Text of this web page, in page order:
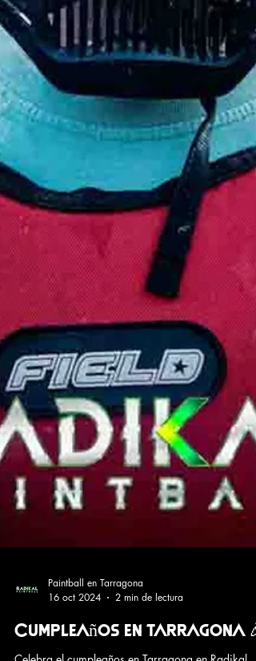
Paintball en Tarragona
16 oct 2024
2 min de lectura